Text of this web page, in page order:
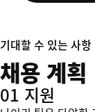
기대할 수 있는 사항
채용 계획
01 지원